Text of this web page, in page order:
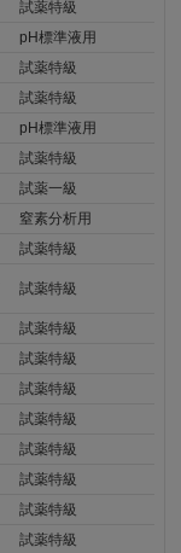
試薬特級
pH標準液用
試薬特級
試薬特級
pH標準液用
試薬特級
試薬一級
窒素分析用
試薬特級
試薬特級
試薬特級
試薬特級
試薬特級
試薬特級
試薬特級
試薬特級
試薬特級
試薬特級